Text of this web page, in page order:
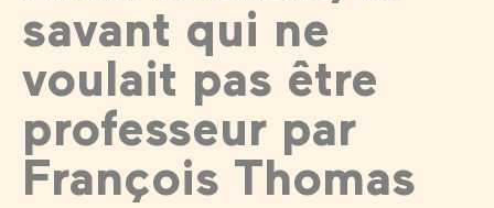
savant qui ne
voulait pas être
professeur par
François Thomas